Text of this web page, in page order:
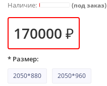
(под заказ)
170000 ₽
* Размер:
2050*880 2050*960